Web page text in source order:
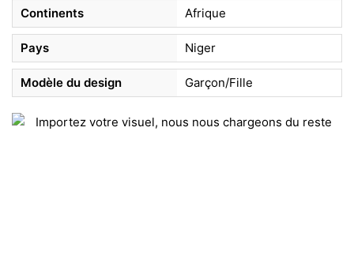
Continents Afrique
Pays Niger
Modèle du design Garçon/Fille